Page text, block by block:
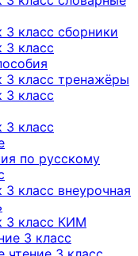
3 класс сборники
3 класс
3 класс тренажёры
3 класс
3 класс
по русскому
3 класс внеурочная
3 класс КИМ
3 класс